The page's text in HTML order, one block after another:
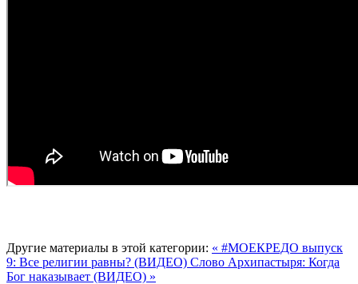
Другие материалы в этой категории: « #МОЕКРЕДО выпуск
9: Все религии равны? (ВИДЕО) Слово Архипастыря: Когда
Бог наказывает (ВИДЕО) »